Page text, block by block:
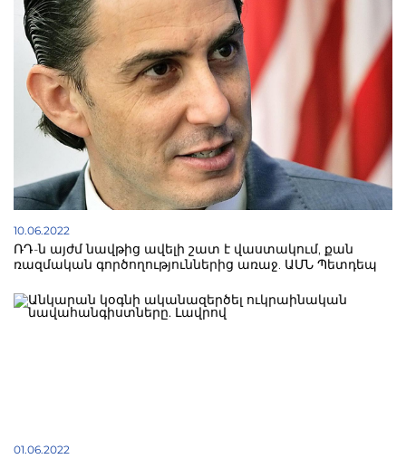
իրացնել իրենց ողջ ներուժը:
10.06.2022
ՌԴ-ն այժմ նավթից ավելի շատ է վաստակում, քան
ռազմական գործողություններից առաջ. ԱՄՆ Պետդեպ
01.06.2022